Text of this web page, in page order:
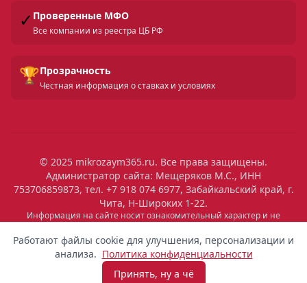
Работают файлы cookie для улучшения, персонализации и
анализа. Политика конфиденциальности
Принять, ну а чё
✓ Проверенные МФО
Все компании из реестра ЦБ РФ
🏆Прозрачность
Честная информация о ставках и условиях
© 2025 mikrozaym365.ru. Все права защищены.
Администратор сайта: Мещеряков М.С., ИНН
753706859873, тел. +7 918 074 6977, Забайкальский край, г.
Чита, Н-Широких 1-22.
Информация на сайте носит ознакомительный характер и не
является публичной офертой. Все условия микрозаймов уточняйте
на сайтах МФО. Помните: займ — это обязательство, которое
необходимо исполнять. Невыполнение обязательств влечет штрафы
и ухудшение кредитной истории. Услуги предоставляются
микрофинансовыми организациями, состоящими в реестре ЦБ РФ.